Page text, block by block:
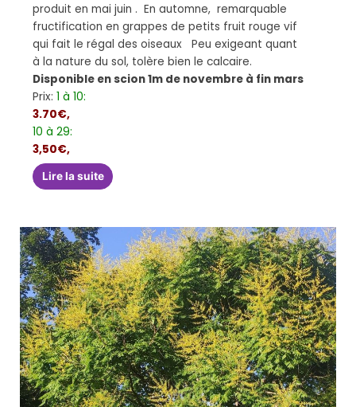
produit en mai juin . En automne, remarquable
fructification en grappes de petits fruit rouge vif
qui fait le régal des oiseaux Peu exigeant quant
à la nature du sol, tolère bien le calcaire.
Disponible en scion 1m de novembre à fin mars
Prix:1 à 10:
3.70€,
10 à 29:
3,50€,
Lire la suite